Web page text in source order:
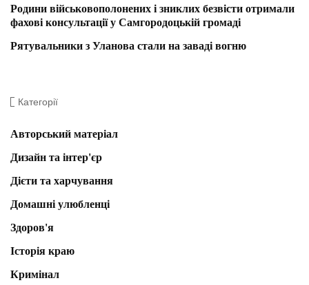
Родини військовополонених і зниклих безвісти отримали
фахові консультації у Самгородоцькій громаді
Рятувальники з Уланова стали на заваді вогню
Категорії
Авторський матеріал
Дизайн та інтер'єр
Дієти та харчування
Домашні улюбленці
Здоров'я
Історія краю
Кримінал